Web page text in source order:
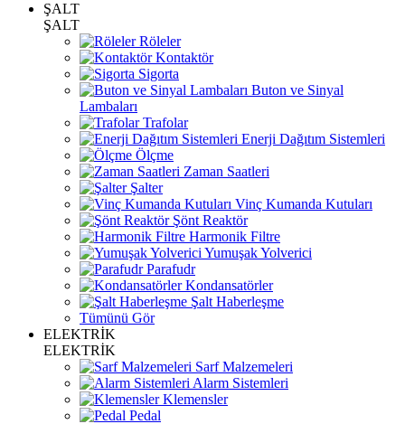
ŞALT
ŞALT
Röleler
Kontaktör
Sigorta
Buton ve Sinyal
Lambaları
Trafolar
Enerji Dağıtım Sistemleri
Ölçme
Zaman Saatleri
Şalter
Vinç Kumanda Kutuları
Şönt Reaktör
Harmonik Filtre
Yumuşak Yolverici
Parafudr
Kondansatörler
Şalt Haberleşme
Tümünü Gör
ELEKTRİK
ELEKTRİK
Sarf Malzemeleri
Alarm Sistemleri
Klemensler
Pedal